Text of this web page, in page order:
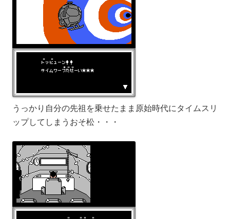
うっかり自分の先祖を乗せたまま原始時代にタイムスリ
ップしてしまうおそ松・・・